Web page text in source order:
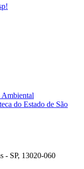
Ambiental
do Estado de São
- SP, 13020-060